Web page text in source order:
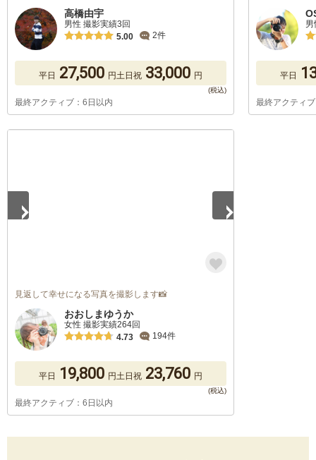
高橋由宇
男性 撮影実績3回
5.00
2件
平日 27,500 円土日祝 33,000 円
最終アクティブ：6日以内
平日
最終アクティ
見返して幸せになる写真を撮影します📸
おおしまゆうか
女性 撮影実績264回
4.73
194件
平日 19,800 円土日祝 23,760 円
最終アクティブ：6日以内